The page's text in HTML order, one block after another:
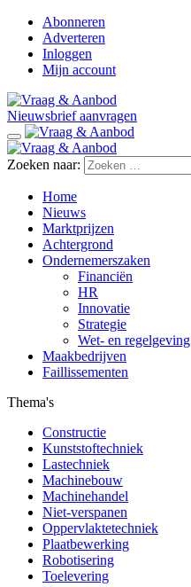
Abonneren
Adverteren
Inloggen
Mijn account
Nieuwsbrief aanvragen
Zoeken naar:
Home
Nieuws
Marktprijzen
Achtergrond
Ondernemerszaken
Financiën
HR
Innovatie
Strategie
Wet- en regelgeving
Maakbedrijven
Faillissementen
Thema's
Constructie
Kunststoftechniek
Lastechniek
Machinebouw
Machinehandel
Niet-verspanen
Oppervlaktetechniek
Plaatbewerking
Robotisering
Toelevering